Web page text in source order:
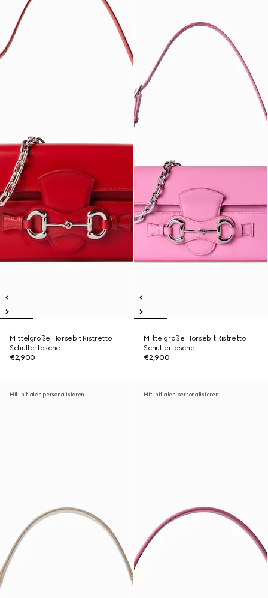
Mittelgroße Horsebit Ristretto
Schultertasche
€2,900
Mittelgroße Horsebit Ristretto
Schultertasche
€2,900
Mit Initialen personalisieren Mit Initialen personalisieren